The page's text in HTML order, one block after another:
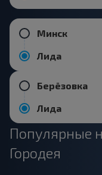
Минск
Лида
Берёзовка
Лида
Популярные
Городея